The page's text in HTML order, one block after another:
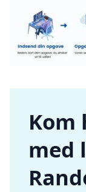
med